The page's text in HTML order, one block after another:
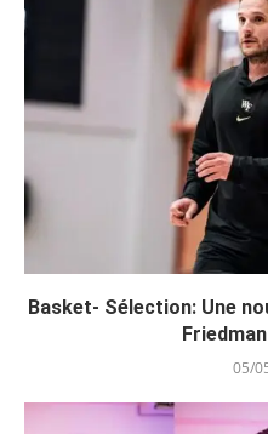
Basket- Sélection: Une
05/